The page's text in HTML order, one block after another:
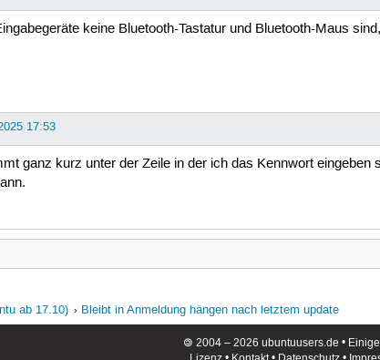
keine Bluetooth-Tastatur und Bluetooth-Maus
17:53
ganz kurz unter der Zeile in der ich das Kennwort
ab 17.10) Bleibt in Anmeldung hängen nach letztem update
🄯 2004 – 2026 ubuntuusers.de •